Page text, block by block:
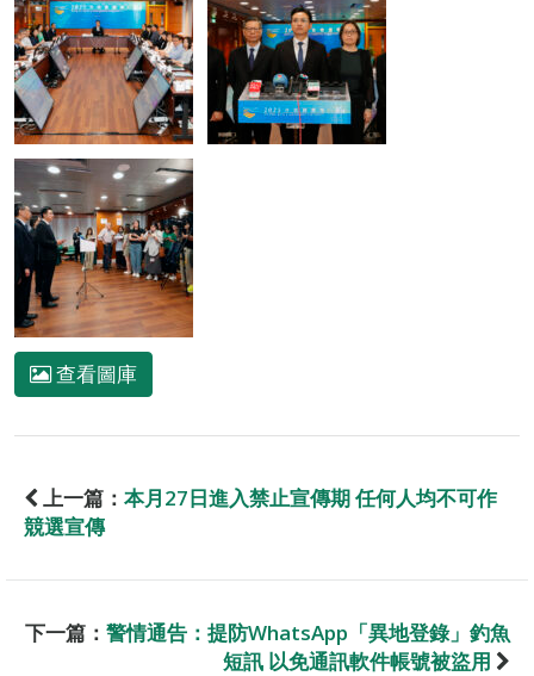
查看圖庫
上一篇： 本月27日進入禁止宣傳期 任何人均不可作
競選宣傳
下一篇： 警情通告：提防WhatsApp「異地登錄」釣魚
短訊 以免通訊軟件帳號被盜用